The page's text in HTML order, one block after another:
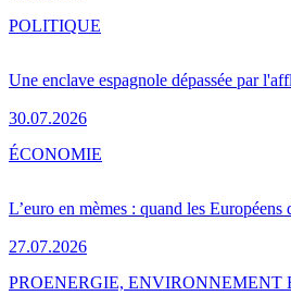
Une enclave espagnole dépassée par
30.07.2026
POLITIQUE
L’euro en mèmes : quand les
27.07.2026
ÉCONOMIE
PROENERGIE, ENVIRONNEMENT